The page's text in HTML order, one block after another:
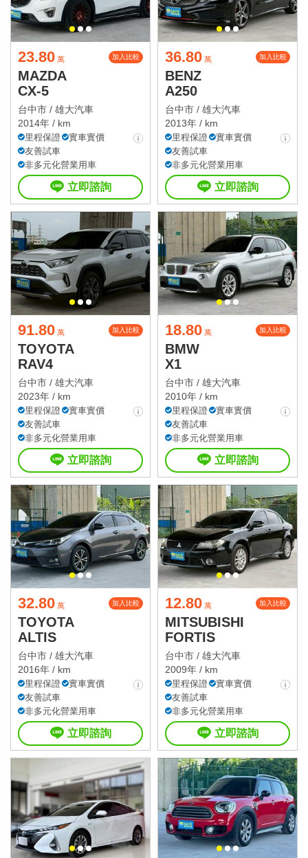
23.80 萬 加入比較
MAZDA
CX-5
台中市 / 雄大汽車
2014年 / km
里程保證
實車實價
友善試車
非多元化營業用車
立即諮詢
36.80 萬 加入比較
BENZ
A250
台中市 / 雄大汽車
2013年 / km
里程保證
實車實價
友善試車
非多元化營業用車
立即諮詢
91.80 萬 加入比較
TOYOTA
RAV4
台中市 / 雄大汽車
2023年 / km
里程保證
實車實價
友善試車
非多元化營業用車
立即諮詢
18.80 萬 加入比較
BMW
X1
台中市 / 雄大汽車
2010年 / km
里程保證
實車實價
友善試車
非多元化營業用車
立即諮詢
32.80 萬 加入比較
TOYOTA
ALTIS
台中市 / 雄大汽車
2016年 / km
里程保證
實車實價
友善試車
非多元化營業用車
立即諮詢
12.80 萬 加入比較
MITSUBISHI
FORTIS
台中市 / 雄大汽車
2009年 / km
里程保證
實車實價
友善試車
非多元化營業用車
立即諮詢